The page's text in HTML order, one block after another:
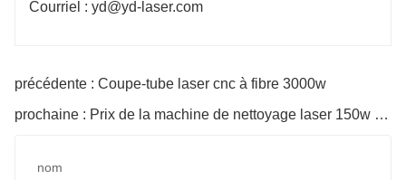
Courriel : yd@yd-laser.com
précédente : Coupe-tube laser cnc à fibre 3000w
prochaine : Prix ​​de la machine de nettoyage laser 150w 1000w pour l'élimination de la rouille
nom